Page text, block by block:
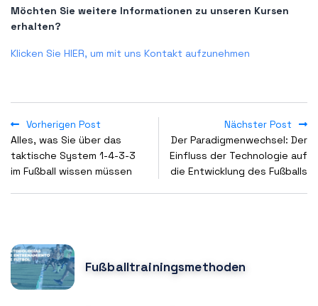
Möchten Sie weitere Informationen zu unseren Kursen
erhalten?
Klicken Sie HIER, um mit uns Kontakt aufzunehmen
Vorherigen Post
Alles, was Sie über das
taktische System 1-4-3-3
im Fußball wissen müssen
Nächster Post
Der Paradigmenwechsel: Der
Einfluss der Technologie auf
die Entwicklung des Fußballs
Fußballtrainingsmethoden